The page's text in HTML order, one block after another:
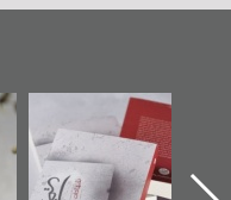
"حماة الباب الأخير":
الإصدار الأول عن
اعتصام الدراز